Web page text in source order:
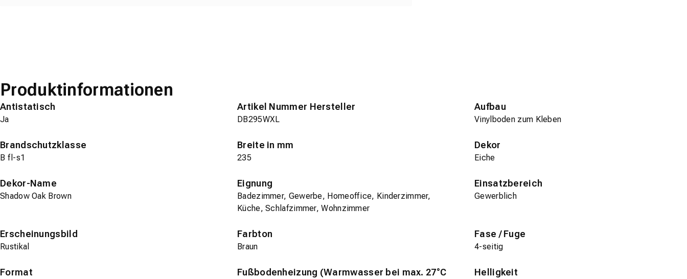
Produktinformationen
Antistatisch
Ja
Artikel Nummer Hersteller
DB295WXL
Aufbau
Vinylboden zum Kleben
Brandschutzklasse
B fl-s1
Breite in mm
235
Dekor
Eiche
Dekor-Name
Shadow Oak Brown
Eignung
Badezimmer, Gewerbe, Homeoffice, Kinderzimmer,
Küche, Schlafzimmer, Wohnzimmer
Einsatzbereich
Gewerblich
Erscheinungsbild
Rustikal
Farbton
Braun
Fase / Fuge
4-seitig
Format
Fußbodenheizung (Warmwasser bei max. 27°C
Helligkeit